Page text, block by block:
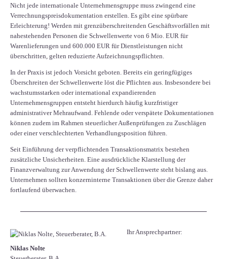
Nicht jede internationale Unternehmensgruppe muss zwingend eine
Verrechnungspreisdokumentation erstellen. Es gibt eine spürbare
Erleichterung! Werden mit grenzüberschreitenden Geschäftsvorfällen mit
nahestehenden Personen die Schwellenwerte von 6 Mio. EUR für
Warenlieferungen und 600.000 EUR für Dienstleistungen nicht
überschritten, gelten reduzierte Aufzeichnungspflichten.
In der Praxis ist jedoch Vorsicht geboten. Bereits ein geringfügiges
Überschreiten der Schwellenwerte löst die Pflichten aus. Insbesondere bei
wachstumsstarken oder international expandierenden
Unternehmensgruppen entsteht hierdurch häufig kurzfristiger
administrativer Mehraufwand. Fehlende oder verspätete Dokumentationen
können zudem im Rahmen steuerlicher Außenprüfungen zu Zuschlägen
oder einer verschlechterten Verhandlungsposition führen.
Seit Einführung der verpflichtenden Transaktionsmatrix bestehen
zusätzliche Unsicherheiten. Eine ausdrückliche Klarstellung der
Finanzverwaltung zur Anwendung der Schwellenwerte steht bislang aus.
Unternehmen sollten konzerninterne Transaktionen über die Grenze daher
fortlaufend überwachen.
Ihr Ansprechpartner:
Niklas Nolte